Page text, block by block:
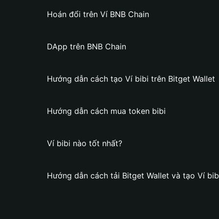
Hoán đổi trên Ví BNB Chain
DApp trên BNB Chain
Hướng dẫn cách tạo Ví bibi trên Bitget Wallet
Hướng dẫn cách mua token bibi
Ví bibi nào tốt nhất?
Hướng dẫn cách tải Bitget Wallet và tạo Ví